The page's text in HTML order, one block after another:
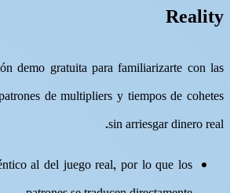
Reality
demo gratuita para familiarizarte con las
de multipliers y tiempos de cohetes
sin arriesgar dinero real.
al del juego real, por lo que los